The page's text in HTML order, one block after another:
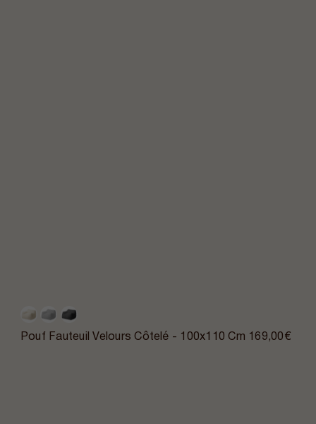
Pouf Fauteuil Velours Côtelé - 100x110 Cm 169,00€